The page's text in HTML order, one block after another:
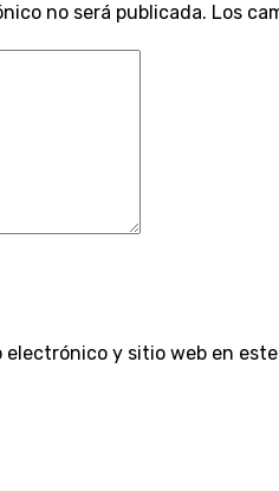
no será publicada. Los
electrónico y sitio web en